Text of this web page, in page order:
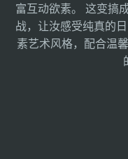
富互动欲素。 这变搞
战，让汝感受纯真的
素艺术风格，配合温